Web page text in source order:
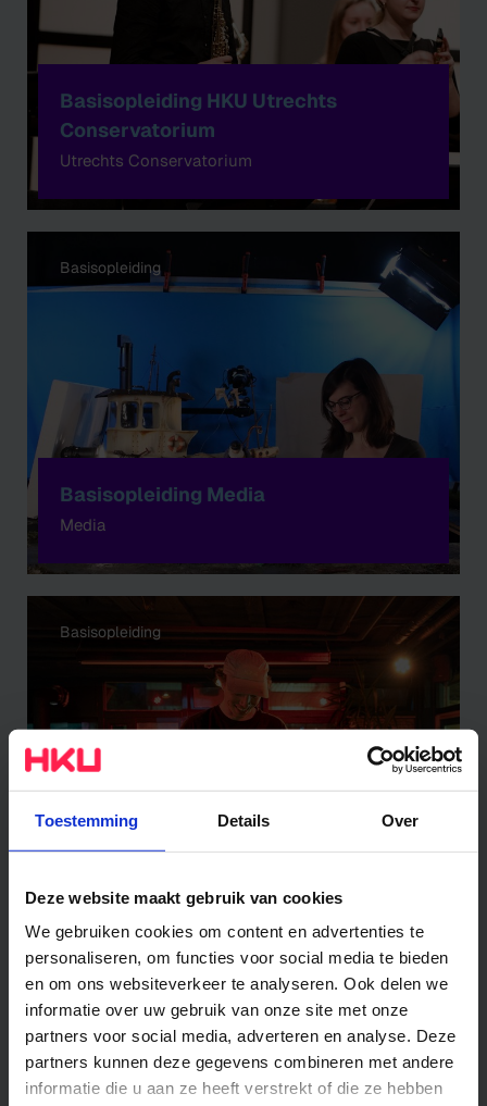
Toestemming Details Over
Deze website maakt gebruik van cookies
We gebruiken cookies om content en advertenties te
personaliseren, om functies voor social media te bieden
en om ons websiteverkeer te analyseren. Ook delen we
informatie over uw gebruik van onze site met onze
partners voor social media, adverteren en analyse. Deze
partners kunnen deze gegevens combineren met andere
informatie die u aan ze heeft verstrekt of die ze hebben
Basisopleiding HKU Utrechts
Conservatorium
Utrechts Conservatorium
Basisopleiding
Basisopleiding Media
Media
Basisopleiding
Basisopleiding Music and Technology
Muziek en Technologie
Basisopleiding